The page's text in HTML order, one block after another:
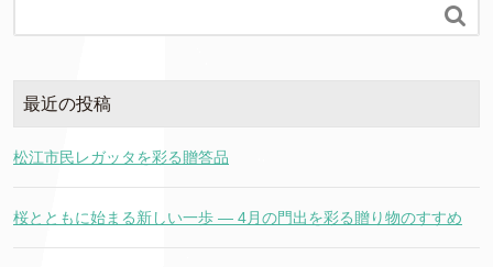

最近の投稿
松江市民レガッタを彩る贈答品
桜とともに始まる新しい一歩 ― 4月の門出を彩る贈り物のすすめ